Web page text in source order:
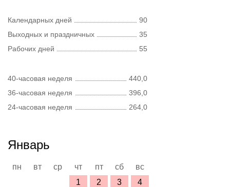
Календарных дней
90
Выходных и праздничных
35
Рабочих дней
55
40-часовая неделя
440,0
36-часовая неделя
396,0
24-часовая неделя
264,0
Январь
пн вт ср чт пт сб
вс
1
2 3
4